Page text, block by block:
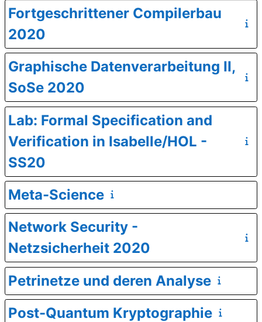
Fortgeschrittener Compilerbau
2020
Graphische Datenverarbeitung II,
SoSe 2020
Lab: Formal Specification and
Verification in Isabelle/HOL -
SS20
Meta-Science
Network Security -
Netzsicherheit 2020
Petrinetze und deren Analyse
Post-Quantum Kryptographie